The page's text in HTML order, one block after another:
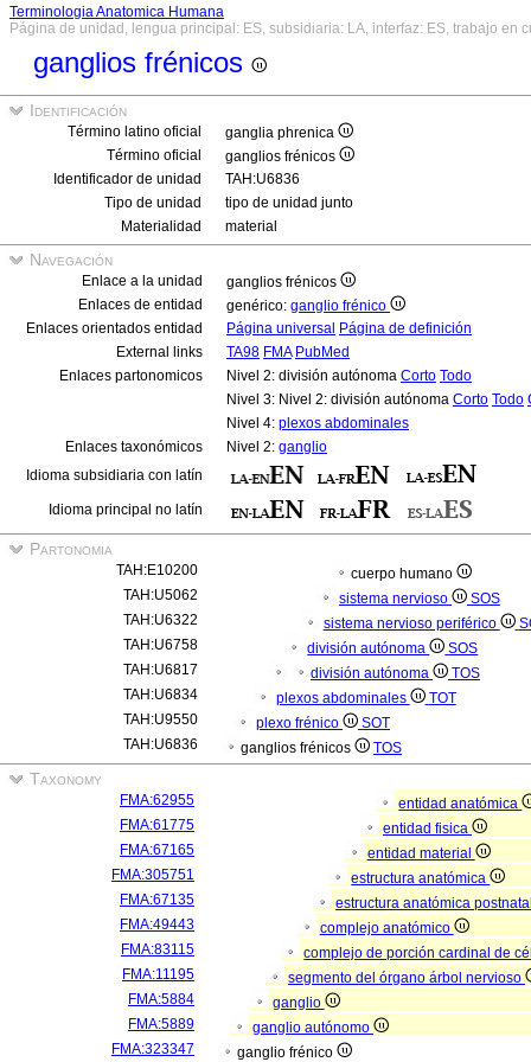
Terminologia Anatomica Humana
Página de unidad, lengua principal: ES, subsidiaria: LA, interfaz: ES, trabajo en
ganglios frénicos
Identificación
Término latino oficial
ganglia phrenica
Término oficial
ganglios frénicos
Identificador de unidad
TAH:U6836
Tipo de unidad
tipo de unidad junto
Materialidad
material
Navegación
Enlace a la unidad
ganglios frénicos
Enlaces de entidad
genérico: ganglio frénico
Enlaces orientados entidad
Página universal Página de definición
External links
TA98 FMA PubMed
Enlaces partonomicos
Nivel 2: división autónoma Corto Todo
Nivel 3: Nivel 2: división autónoma Corto Todo
Nivel 4: plexos abdominales
Enlaces taxonómicos
Nivel 2: ganglio
Idioma subsidiaria con latín
Idioma principal no latín
Partonomia
TAH:E10200
cuerpo humano
TAH:U5062
sistema nervioso
SOS
TAH:U6322
sistema nervioso periférico
TAH:U6758
división autónoma
SOS
TAH:U6817
división autónoma
TOS
TAH:U6834
plexos abdominales
TOT
TAH:U9550
plexo frénico
SOT
TAH:U6836
ganglios frénicos TOS
Taxonomy
FMA:62955
entidad anatómica
FMA:61775
entidad fisica
FMA:67165
entidad material
FMA:305751
estructura anatómica
FMA:67135
estructura anatómica
FMA:49443
complejo anatómico
FMA:83115
complejo de porción cardinal de
FMA:11195
segmento del órgano árbol nervioso
FMA:5884
ganglio
FMA:5889
ganglio autónomo
FMA:323347
ganglio frénico